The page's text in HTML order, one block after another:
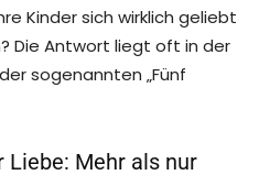
Kinder sich wirklich geliebt
Die Antwort liegt oft in der
sogenannten „Fünf
Liebe: Mehr als nur